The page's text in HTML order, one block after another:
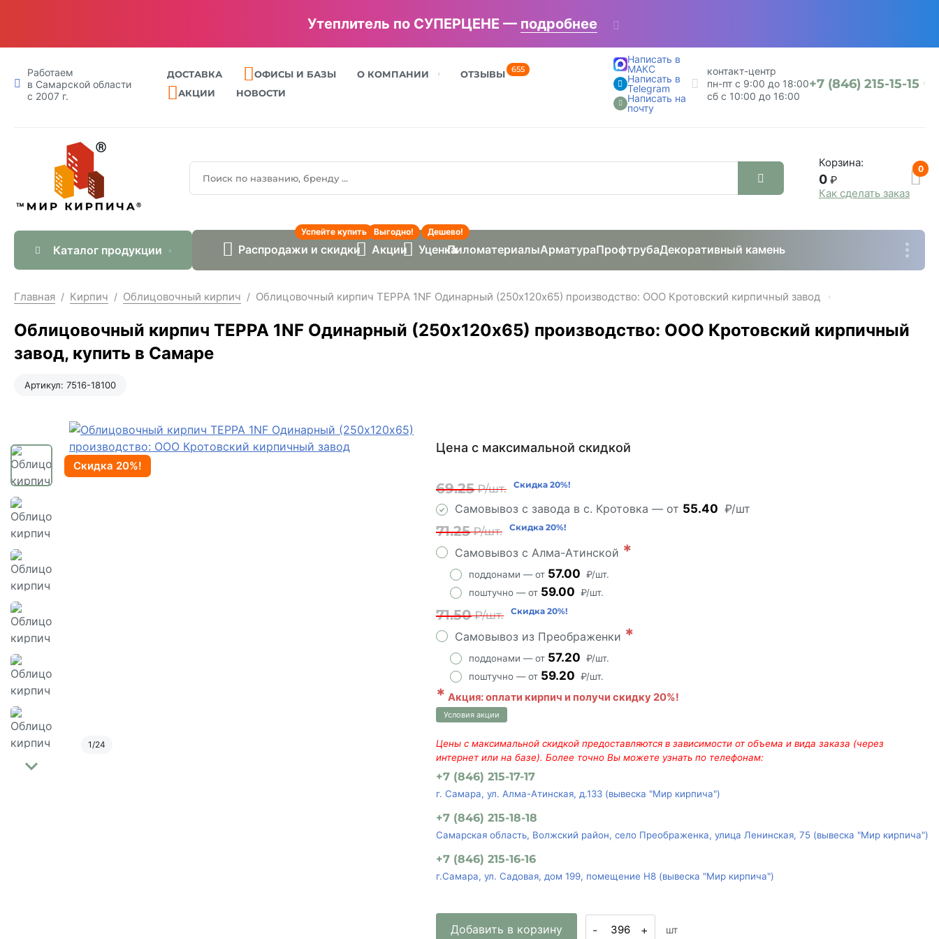
Утеплитель по СУПЕРЦЕНЕ — подробнее
Работаем
в Самарской области
с 2007 г.
ДОСТАВКА ОФИСЫ И БАЗЫ О КОМПАНИИ ОТЗЫВЫ 655
АКЦИИ НОВОСТИ
Написать в
МАКС
Написать в
Telegram
Написать на
почту
контакт-центр
пн-пт с 9:00 до 18:00
сб с 10:00 до 16:00
+7 (846) 215-15-15
Корзина:
0 ₽
Как сделать заказ
0
Каталог продукции Распродажи и скидки
Успейте купить
Акции
Выгодно!
Уценка
Дешево!
ПиломатериалыАрматураПрофтрубаДекоративный камень
Главная / Кирпич / Облицовочный кирпич / Облицовочный кирпич ТЕРРА 1NF Одинарный (250х120х65) производство: ООО Кротовский кирпичный завод
Облицовочный кирпич ТЕРРА 1NF Одинарный (250х120х65) производство: ООО Кротовский кирпичный
завод, купить в Самаре
Артикул: 7516-18100
Скидка 20%!
1/24
Цена с максимальной скидкой
69.25₽/шт. Скидка 20%!
Самовывоз с завода в с. Кротовка — от 55.40 ₽/шт
71.25₽/шт. Скидка 20%!
Самовывоз с Алма-Атинской *
поддонами — от 57.00 ₽/шт.
поштучно — от 59.00 ₽/шт.
71.50₽/шт. Скидка 20%!
Самовывоз из Преображенки *
поддонами — от 57.20 ₽/шт.
поштучно — от 59.20 ₽/шт.
* Акция: оплати кирпич и получи скидку 20%!
Условия акции
Цены с максимальной скидкой предоставляются в зависимости от объема и вида заказа (через
интернет или на базе). Более точно Вы можете узнать по телефонам:
+7 (846) 215-17-17
г. Самара, ул. Алма-Атинская, д.133 (вывеска "Мир кирпича")
+7 (846) 215-18-18
Самарская область, Волжский район, село Преображенка, улица Ленинская, 75 (вывеска "Мир кирпича")
+7 (846) 215-16-16
г.Самара, ул. Садовая, дом 199, помещение Н8 (вывеска "Мир кирпича")
Добавить в корзину - + шт